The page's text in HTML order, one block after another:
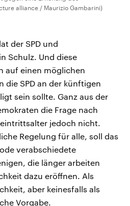
alliance / Maurizio Gambarini)
der SPD und
Schulz. Und diese
auf einen möglichen
die SPD an der künftigen
sein sollte. Ganz aus der
die Frage nach
jedoch nicht.
Regelung für alle, soll das
verabschiedete
die länger arbeiten
dazu eröffnen. Als
aber keinesfalls als
Vorgabe.